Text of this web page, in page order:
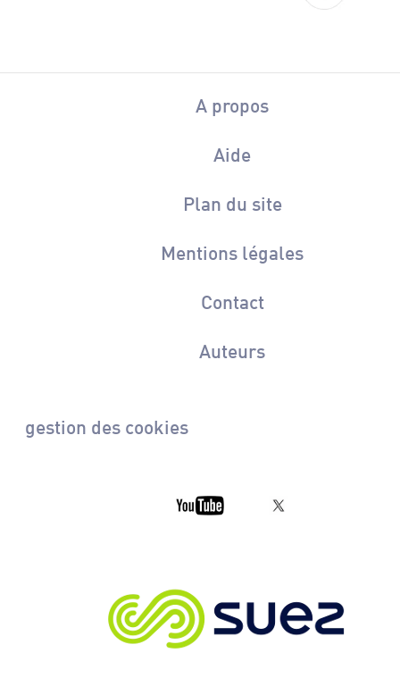
A propos
Aide
Plan du site
Mentions légales
Contact
Auteurs
gestion des cookies